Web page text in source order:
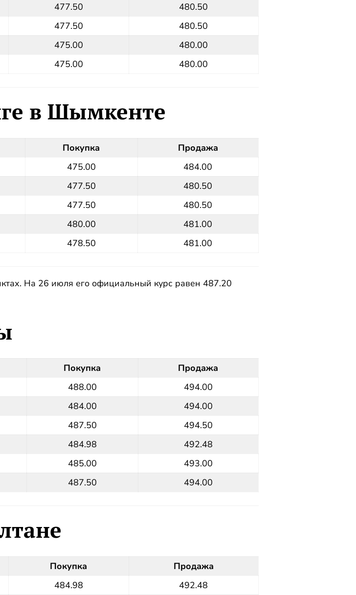
477.50
480.50
477.50
480.50
475.00
480.00
475.00 480.00
в Шымкенте
Покупка
Продажа
475.00
484.00
477.50
480.50
477.50
480.50
480.00
481.00
478.50 481.00
На 26 июля его официальный курс равен 487.20
Покупка
Продажа
488.00
494.00
484.00
494.00
487.50
494.50
484.98
492.48
485.00
493.00
487.50 494.00
Покупка
Продажа
484.98 492.48